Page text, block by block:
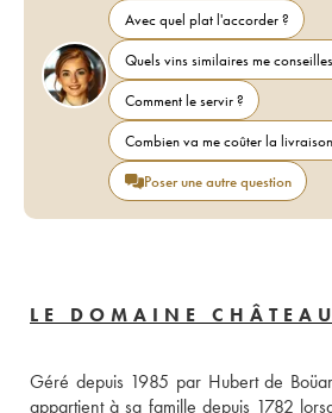
Avec quel plat l'accorder ?
Quels vins similaires me
Comment le servir ?
Combien va me coûter la
Poser une autre question
LE DOMAINE
Géré depuis 1985 par Hubert de
appartient à sa famille depuis 1782